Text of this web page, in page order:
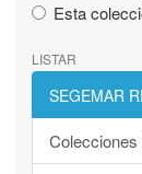
Esta
LISTAR
SEGEMAR